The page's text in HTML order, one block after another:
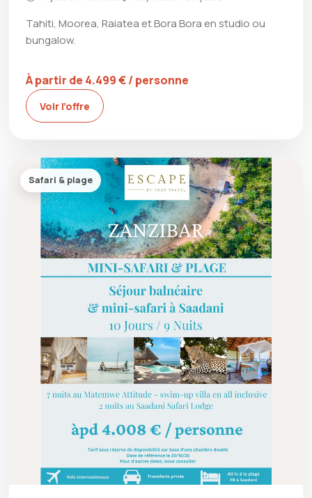
Tahiti, Moorea, Raiatea et Bora Bora en studio ou
bungalow.
À partir de 4.499 € / personne
Voir l’offre
Safari & plage